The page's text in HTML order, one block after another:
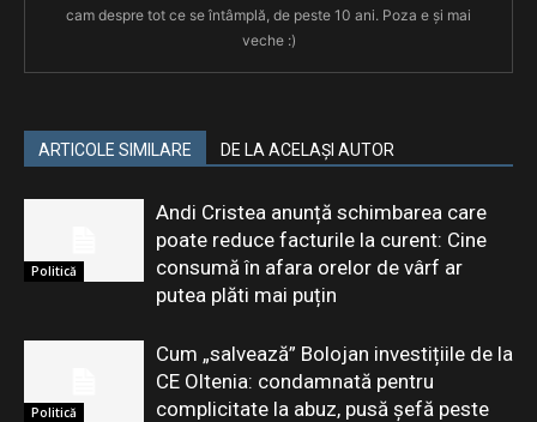
cam despre tot ce se întâmplă, de peste 10 ani. Poza e și mai
veche :)
ARTICOLE SIMILARE DE LA ACELAȘI AUTOR
Politică
Andi Cristea anunță schimbarea care
poate reduce facturile la curent: Cine
consumă în afara orelor de vârf ar
putea plăti mai puțin
Politică
Cum „salvează” Bolojan investițiile de la
CE Oltenia: condamnată pentru
complicitate la abuz, pusă șefă peste